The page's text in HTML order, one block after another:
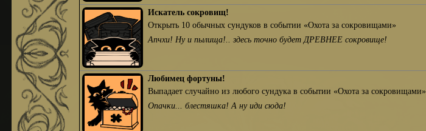
Искатель сокровищ!
Открыть 10 обычных сундуков в событии «Охота за сокровищами»
Апчхи! Ну и пылища!.. здесь точно будет ДРЕВНЕЕ сокровище!
Любимец фортуны!
Выпадает случайно из любого сундука в событии «Охота за сокровищами»
Опачки... блестяшка! А ну иди сюда!